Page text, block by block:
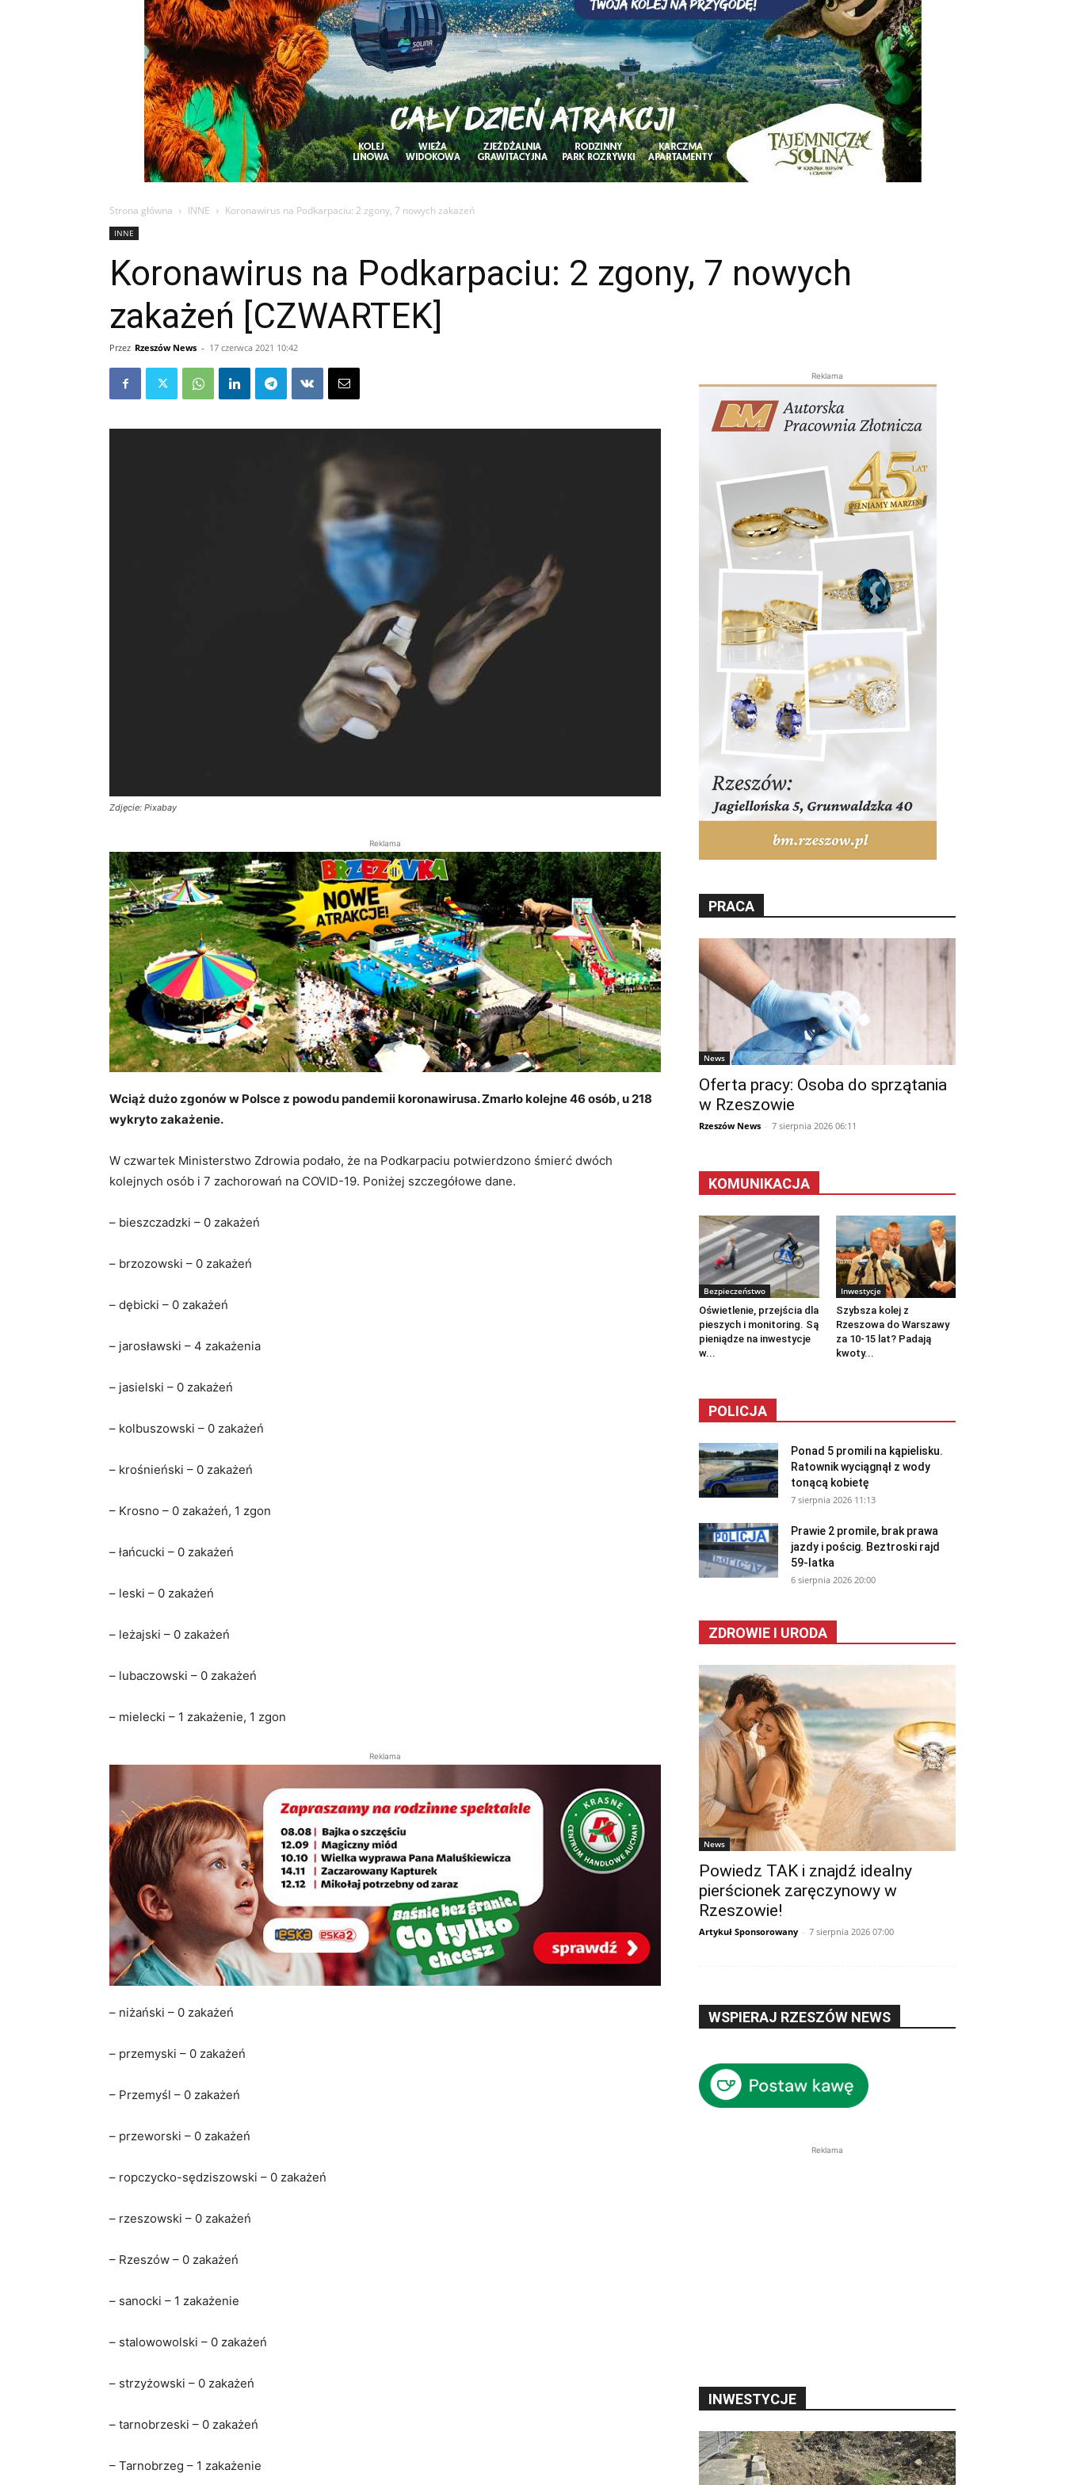
Strona główna INNE Koronawirus na Podkarpaciu: 2 zgony, 7 nowych zakażeń
INNE
Koronawirus na Podkarpaciu: 2 zgony, 7 nowych
zakażeń [CZWARTEK]
Przez Rzeszów News - 17 czerwca 2021 10:42
Zdjęcie: Pixabay
Reklama
Wciąż dużo zgonów w Polsce z powodu pandemii koronawirusa. Zmarło kolejne 46 osób, u 218
wykryto zakażenie.
W czwartek Ministerstwo Zdrowia podało, że na Podkarpaciu potwierdzono śmierć dwóch
kolejnych osób i 7 zachorowań na COVID-19. Poniżej szczegółowe dane.
– bieszczadzki – 0 zakażeń
– brzozowski – 0 zakażeń
– dębicki – 0 zakażeń
– jarosławski – 4 zakażenia
– jasielski – 0 zakażeń
– kolbuszowski – 0 zakażeń
– krośnieński – 0 zakażeń
– Krosno – 0 zakażeń, 1 zgon
– łańcucki – 0 zakażeń
– leski – 0 zakażeń
– leżajski – 0 zakażeń
– lubaczowski – 0 zakażeń
– mielecki – 1 zakażenie, 1 zgon
Reklama
– niżański – 0 zakażeń
– przemyski – 0 zakażeń
– Przemyśl – 0 zakażeń
– przeworski – 0 zakażeń
– ropczycko-sędziszowski – 0 zakażeń
– rzeszowski – 0 zakażeń
– Rzeszów – 0 zakażeń
– sanocki – 1 zakażenie
– stalowowolski – 0 zakażeń
– strzyżowski – 0 zakażeń
– tarnobrzeski – 0 zakażeń
– Tarnobrzeg – 1 zakażenie
Reklama
PRACA
News
Oferta pracy: Osoba do sprzątania
w Rzeszowie
Rzeszów News - 7 sierpnia 2026 06:11
KOMUNIKACJA
Bezpieczeństwo
Oświetlenie, przejścia dla
pieszych i monitoring. Są
pieniądze na inwestycje
w...
Inwestycje
Szybsza kolej z
Rzeszowa do Warszawy
za 10-15 lat? Padają
kwoty...
POLICJA
Ponad 5 promili na kąpielisku.
Ratownik wyciągnął z wody
tonącą kobietę
7 sierpnia 2026 11:13
Prawie 2 promile, brak prawa
jazdy i pościg. Beztroski rajd
59-latka
6 sierpnia 2026 20:00
ZDROWIE I URODA
News
Powiedz TAK i znajdź idealny
pierścionek zaręczynowy w
Rzeszowie!
Artykuł Sponsorowany - 7 sierpnia 2026 07:00
WSPIERAJ RZESZÓW NEWS
Reklama
INWESTYCJE